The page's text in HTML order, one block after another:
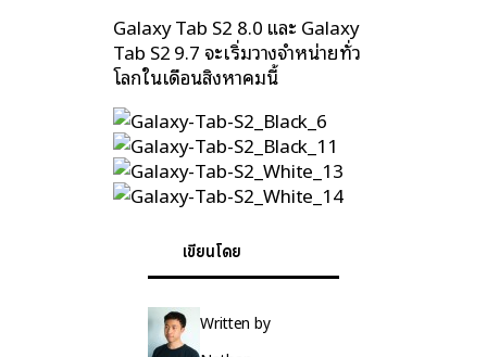
Galaxy Tab S2 8.0 และ Galaxy
Tab S2 9.7 จะเริ่มวางจำหน่ายทั่ว
โลกในเดือนสิงหาคมนี้
เขียนโดย
Written by